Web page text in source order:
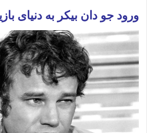
ورود جو دان بیکر به دنیای